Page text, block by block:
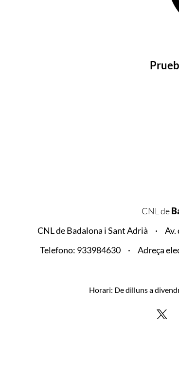
CNL de
CNL de Badalona i Sant Adrià
Av.
Telefono: 933984630
Adreça
Horari: De dilluns a